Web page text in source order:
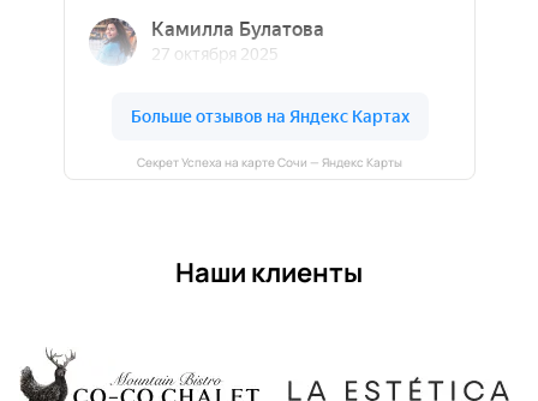
Секрет Успеха на карте Сочи — Яндекс Карты
Наши клиенты